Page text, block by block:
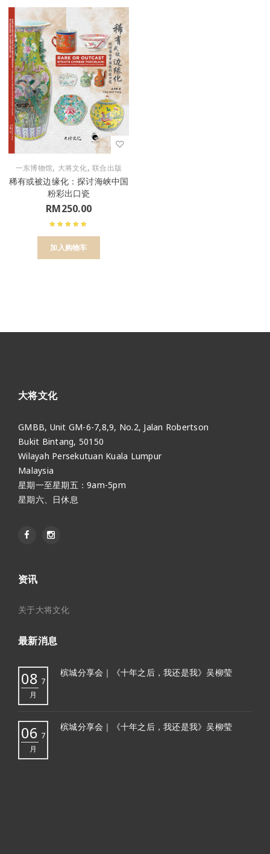
一东博物馆, 大将文化,联合出版
稀有或被边缘化：探讨海峡中国
粉彩出口瓷
RM250.00
加入购物车
大将文化
GMBB, Unit GM-6-7,8,9, No.2, Jalan Robertson
Bukit Bintang, 50150
Wilayah Persekutuan Kuala Lumpur
Malaysia
星期一至星期五：9am-5pm
星期六、日休息
资讯
关于大将文化
最新消息
08 7
月
槟城分享会｜《十年之后，我还是我》吴柳莹
06 7
月
槟城分享会｜《十年之后，我还是我》吴柳莹